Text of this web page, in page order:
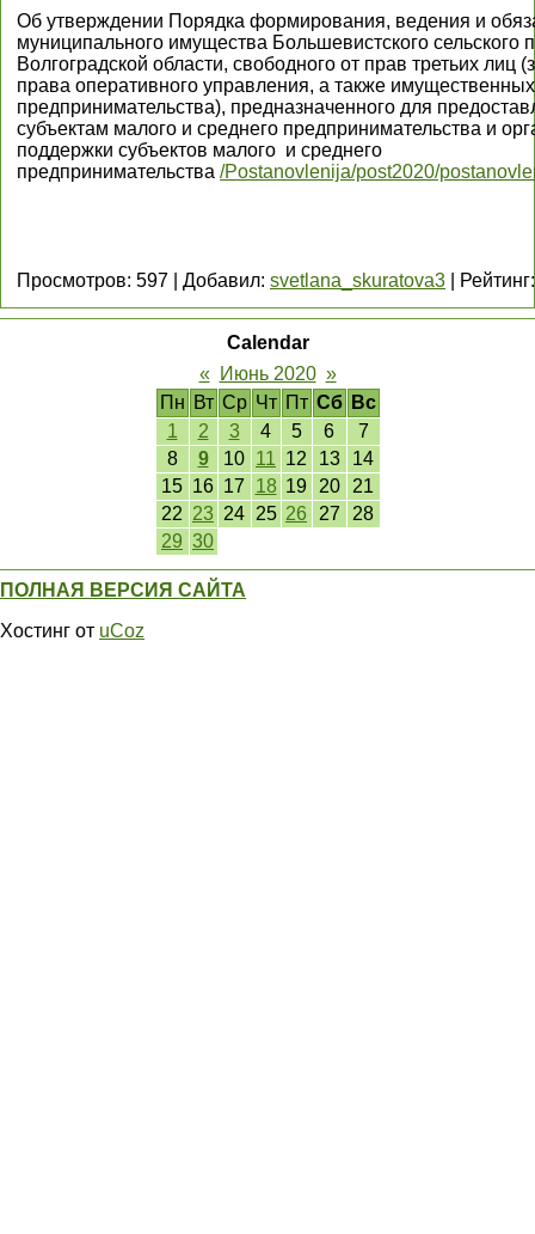
Об утверждении Порядка формирования, ведения и
муниципального имущества Большевистского сельского
Волгоградской области, свободного от прав третьих
права оперативного управления, а также
предпринимательства), предназначенного для
субъектам малого и среднего предпринимательства и
поддержки субъектов малого и среднего
предпринимательства /Postanovlenija/post2020/
Просмотров: 597 Добавил: svetlana_skuratova3 Рейтинг:
Calendar
«
Июнь 2020 »
Пн Вт Ср Чт Пт Сб
Вс
1
2 3 4 5 6
7
8
9 10 11 12 13
14
15 16 17 18 19 20
21
22 23 24 25 26 27
28
29 30
ПОЛНАЯ ВЕРСИЯ САЙТА
Хостинг от uCoz